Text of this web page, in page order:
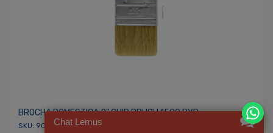
BROCHA DOMESTICA 2" CHIP BRUSH 1500 BYP
SKU: 902497 / UPC: BCB20
Chat Lemus